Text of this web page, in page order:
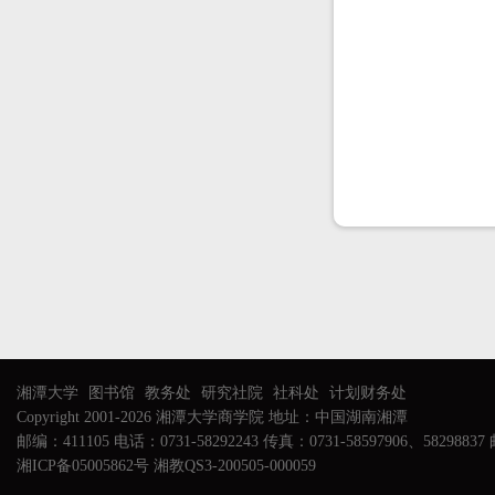
湘潭大学 图书馆 教务处 研究社院 社科处
计划财务处
Copyright 2001-2026 湘潭大学商学院 地址：中国湖南湘潭
邮编：411105 电话：0731-58292243 传真：0731-58597906、58298837
湘ICP备05005862号 湘教QS3-200505-000059